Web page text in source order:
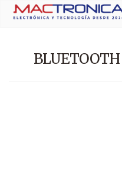
BLUETOOTH